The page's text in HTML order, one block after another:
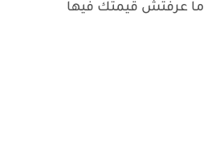
ما عرفتش قيمتك فيها